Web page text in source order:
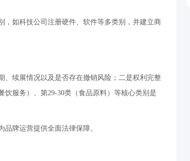
，如科技公司注册硬件、软件等多类别，并建立商
续展情况以及是否存在撤销风险；二是权利完整
服务）、第29-30类（食品原料）等核心类别是
牌运营提供全面法律保障。